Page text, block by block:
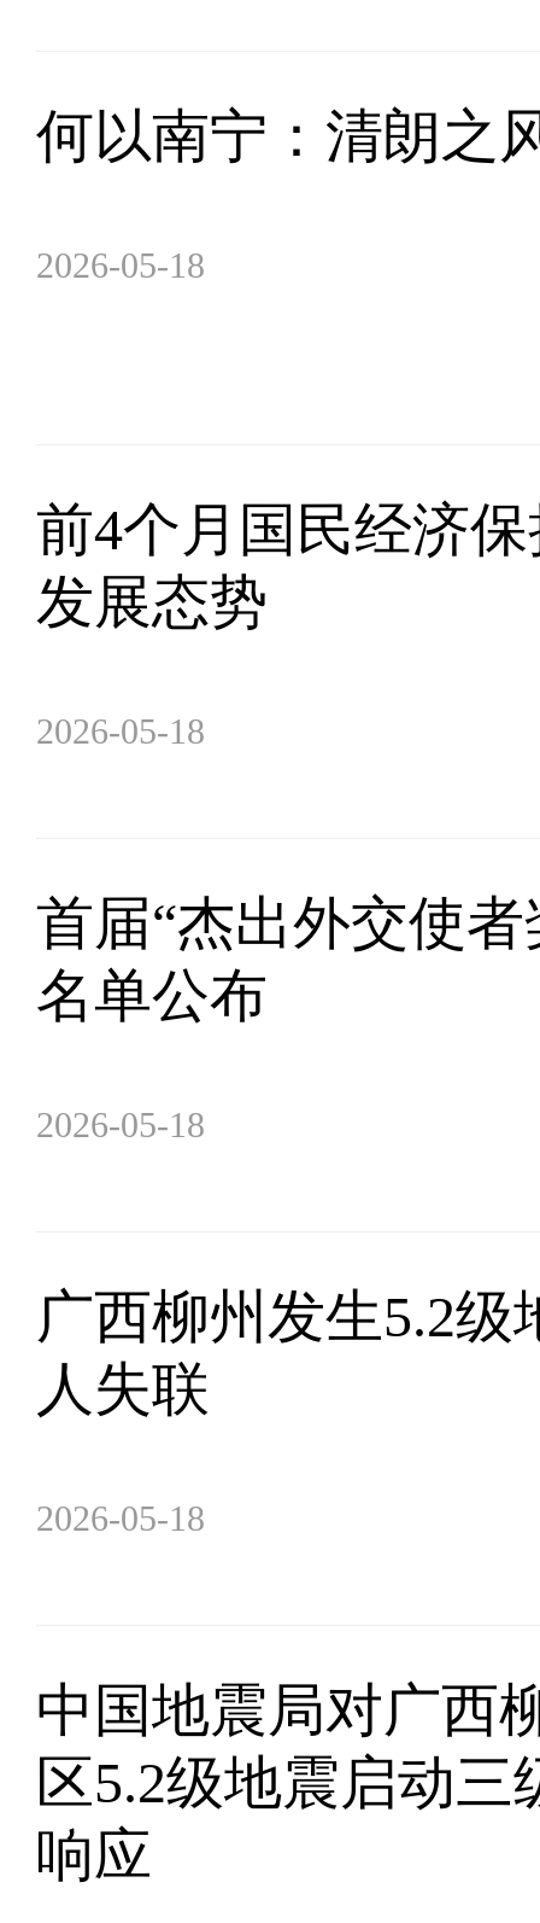
何以南宁：清朗之
2026-05-18
前4个月国民经济
发展态势
2026-05-18
首届“杰出外交使
名单公布
2026-05-18
广西柳州发生5.2级
人失联
2026-05-18
中国地震局对广西
区5.2级地震启动三
响应